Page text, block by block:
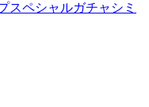
スペシャルガチャシミ